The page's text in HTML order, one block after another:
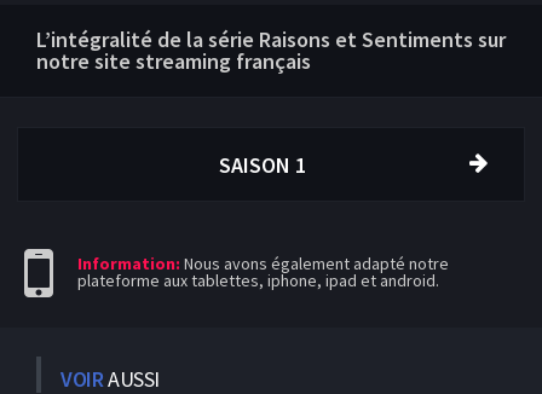
L’intégralité de la série Raisons et Sentiments sur
notre site streaming français
SAISON 1
Information: Nous avons également adapté notre
plateforme aux tablettes, iphone, ipad et android.
VOIRAUSSI